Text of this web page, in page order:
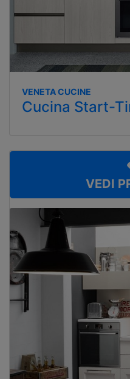
VENETA CUCINE
Cucina Start-
VEDI